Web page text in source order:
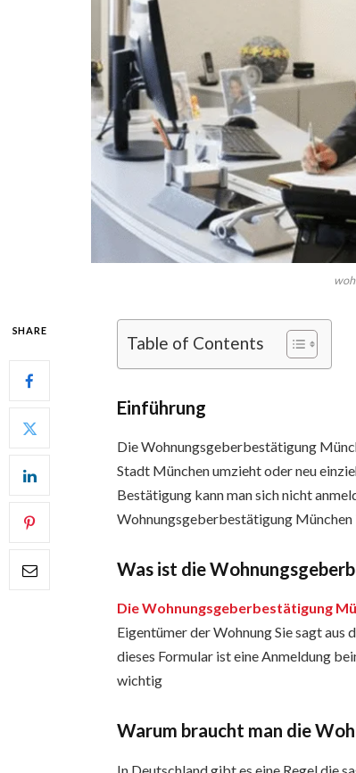
SHARE
Table of Contents
Einführung
Die Wohnungsgeberbestätigung
Stadt München umzieht oder neu
Bestätigung kann man sich nicht
Wohnungsgeberbestätigung München
Was ist die
Die Wohnungsgeberbestätigung
Eigentümer der Wohnung Sie sagt aus
dieses Formular ist eine Anmeldung
wichtig
Warum braucht man die
In Deutschland gibt es eine Regel die